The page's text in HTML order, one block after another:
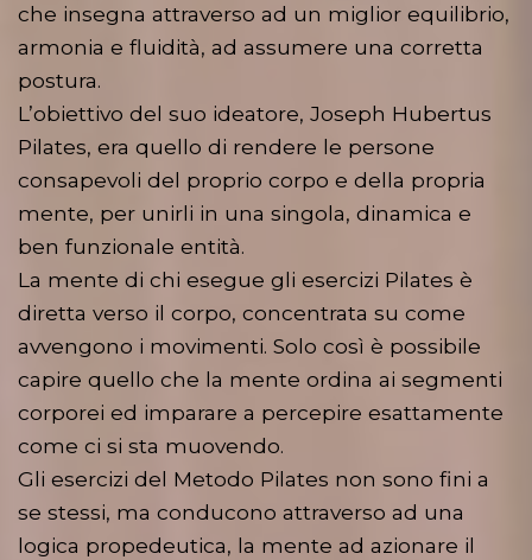
che insegna attraverso ad un miglior equilibrio,
armonia e fluidità, ad assumere una corretta
postura.
L’obiettivo del suo ideatore, Joseph Hubertus
Pilates, era quello di rendere le persone
consapevoli del proprio corpo e della propria
mente, per unirli in una singola, dinamica e
ben funzionale entità.
La mente di chi esegue gli esercizi Pilates è
diretta verso il corpo, concentrata su come
avvengono i movimenti. Solo così è possibile
capire quello che la mente ordina ai segmenti
corporei ed imparare a percepire esattamente
come ci si sta muovendo.
Gli esercizi del Metodo Pilates non sono fini a
se stessi, ma conducono attraverso ad una
logica propedeutica, la mente ad azionare il